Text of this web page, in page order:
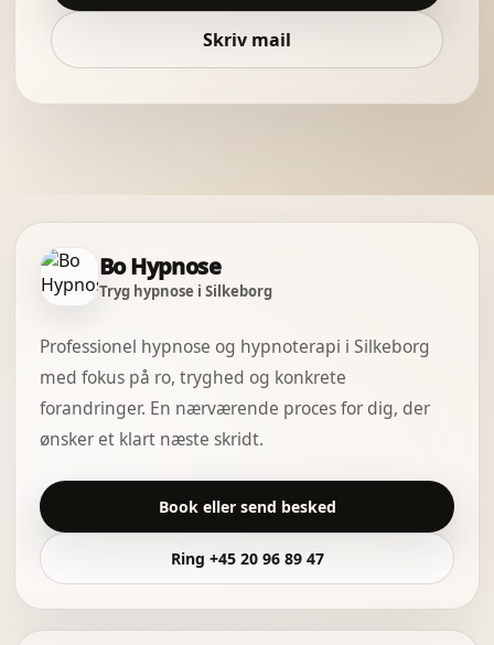
Skriv mail
Bo Hypnose
Tryg hypnose i Silkeborg
Professionel hypnose og hypnoterapi i Silkeborg
med fokus på ro, tryghed og konkrete
forandringer. En nærværende proces for dig, der
ønsker et klart næste skridt.
Book eller send besked
Ring +45 20 96 89 47